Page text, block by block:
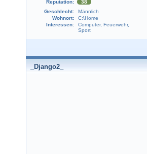
Reputation:
38
Geschlecht:
Männlich
Wohnort:
C:\Home
Interessen:
Computer, Feuerwehr,
Sport
_Django2_